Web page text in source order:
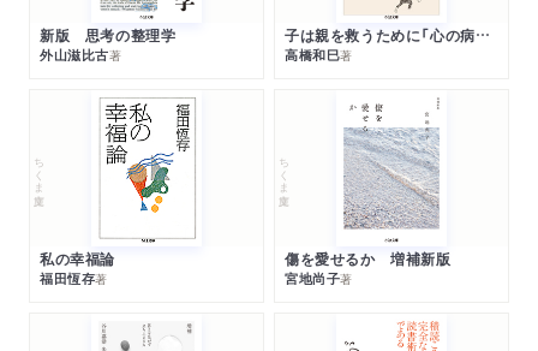
新版 思考の整理学
外山滋比古著
子は親を救うために「心の病」になる
高橋和巳著
ちくま文庫
私の幸福論
福田恆存著
ちくま文庫
傷を愛せるか 増補新版
宮地尚子著